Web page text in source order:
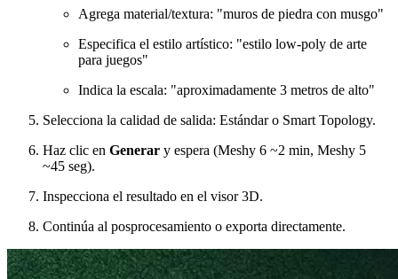
Agrega material/textura: "muros de piedra con musgo"
Especifica el estilo artístico: "estilo low-poly de arte
para juegos"
Indica la escala: "aproximadamente 3 metros de alto"
Selecciona la calidad de salida: Estándar o Smart Topology.
Haz clic en Generar y espera (Meshy 6 ~2 min, Meshy 5
~45 seg).
Inspecciona el resultado en el visor 3D.
Continúa al posprocesamiento o exporta directamente.